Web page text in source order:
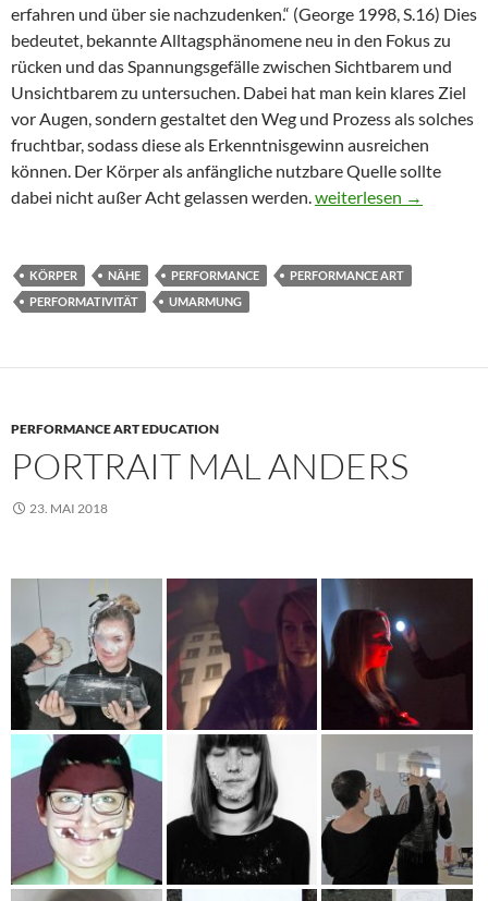
erfahren und über sie nachzudenken.“ (George 1998, S.16) Dies
bedeutet, bekannte Alltagsphänomene neu in den Fokus zu
rücken und das Spannungsgefälle zwischen Sichtbarem und
Unsichtbarem zu untersuchen. Dabei hat man kein klares Ziel
vor Augen, sondern gestaltet den Weg und Prozess als solches
fruchtbar, sodass diese als Erkenntnisgewinn ausreichen
können. Der Körper als anfängliche nutzbare Quelle sollte
dabei nicht außer Acht gelassen werden.weiterlesen →
KÖRPER NÄHE PERFORMANCE
PERFORMANCE ART
PERFORMATIVITÄT
UMARMUNG
PERFORMANCE ART EDUCATION
PORTRAIT MAL ANDERS
23. MAI 2018